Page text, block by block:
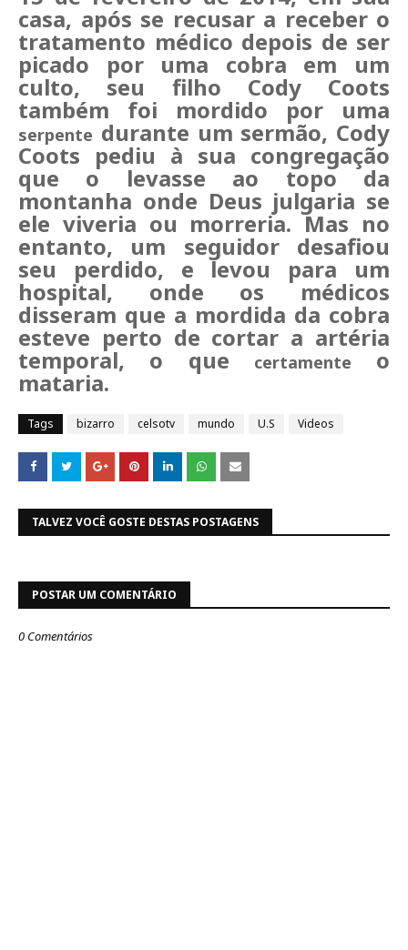
casa, após se recusar a receber o
tratamento médico depois de ser
picado por uma cobra em um
culto, seu filho Cody Coots
também foi mordido por uma
serpente durante um sermão, Cody
Coots pediu à sua congregação
que o levasse ao topo da
montanha onde Deus julgaria se
ele viveria ou morreria.Mas no
entanto, um seguidor desafiou
seu perdido, e levou para um
hospital, onde os médicos
disseram que a mordida da cobra
esteve perto de cortar a artéria
temporal, o que certamente o
mataria.
Tags bizarro celsotv mundo U.S Videos
TALVEZ VOCÊ GOSTE DESTAS POSTAGENS
POSTAR UM COMENTÁRIO
0 Comentários